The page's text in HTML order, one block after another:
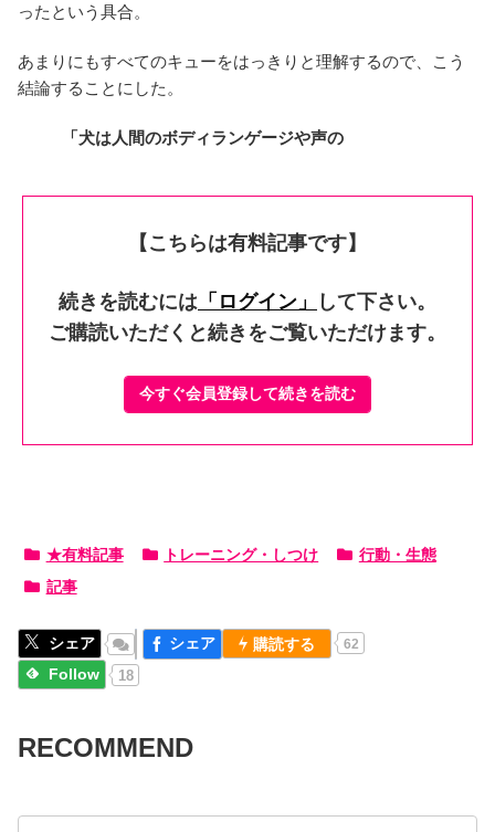
ったという具合。
あまりにもすべてのキューをはっきりと理解するので、こう
結論することにした。
「犬は人間のボディランゲージや声の
【こちらは有料記事です】
続きを読むには 「ログイン」
して下さい。
ご購読いただくと続きをご覧いただけます。
今すぐ会員登録して続きを読む
★有料記事 トレーニング・しつけ
行動・生態
記事
シェア シェア 購読する 62
Follow 18
RECOMMEND